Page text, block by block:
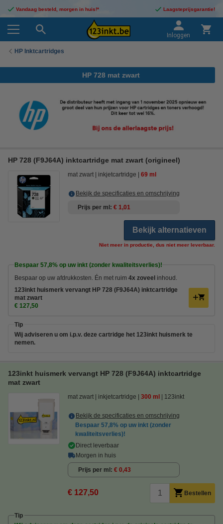
Vandaag besteld, morgen in huis!* Laagsteprijsgarantie!
Inloggen
HP Inktcartridges
HP 728 mat zwart
HP 728 (F9J64A) inktcartridge mat zwart (origineel)
mat zwart inkjetcartridge 69 ml
Bekijk de specificaties en omschrijving
Prijs per ml € 1,01
Bekijk alternatieven
Niet meer in productie, dus niet meer leverbaar.
Bespaar 57,8% op uw inkt (zonder kwaliteitsverlies)!
Bespaar op uw afdrukkosten. Én met ruim 4x zoveel inhoud.
123inkt huismerk vervangt HP 728 (F9J64A) inktcartridge
mat zwart
€ 127,50
Tip
Wij adviseren u om i.p.v. deze cartridge het 123inkt huismerk te
nemen.
123inkt huismerk vervangt HP 728 (F9J64A) inktcartridge
mat zwart
mat zwart inkjetcartridge 300 ml 123inkt
Bekijk de specificaties en omschrijving
Bespaar 57,8% op uw inkt (zonder
kwaliteitsverlies)!
Direct leverbaar
Morgen in huis
Prijs per ml € 0,43
€ 127,50 Bestellen
Tip